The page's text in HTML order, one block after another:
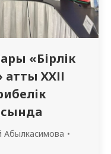
«Бірлік
ХХІІ
Абылкасимова